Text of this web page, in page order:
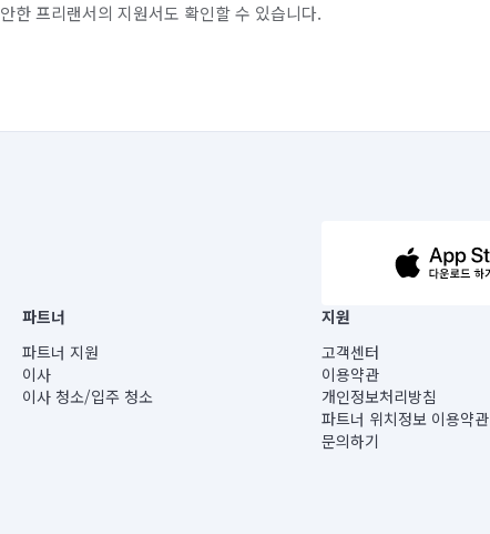
한 프리랜서의 지원서도 확인할 수 있습니다.
2016-3220163-14-5-00019 |
위원회 정보) |
트윈트리빌딩) B동 5층
7층, 8층 미소
파트너
파트너 지원
이사
이사 청소/입주 청소
지원
고객센터
이용약관
개인정보처리방침
파트너 위치정보 이용약관
문의하기